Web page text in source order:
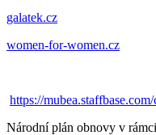
galatek.cz
women-for-women.cz
https://
Národní plán obnovy v